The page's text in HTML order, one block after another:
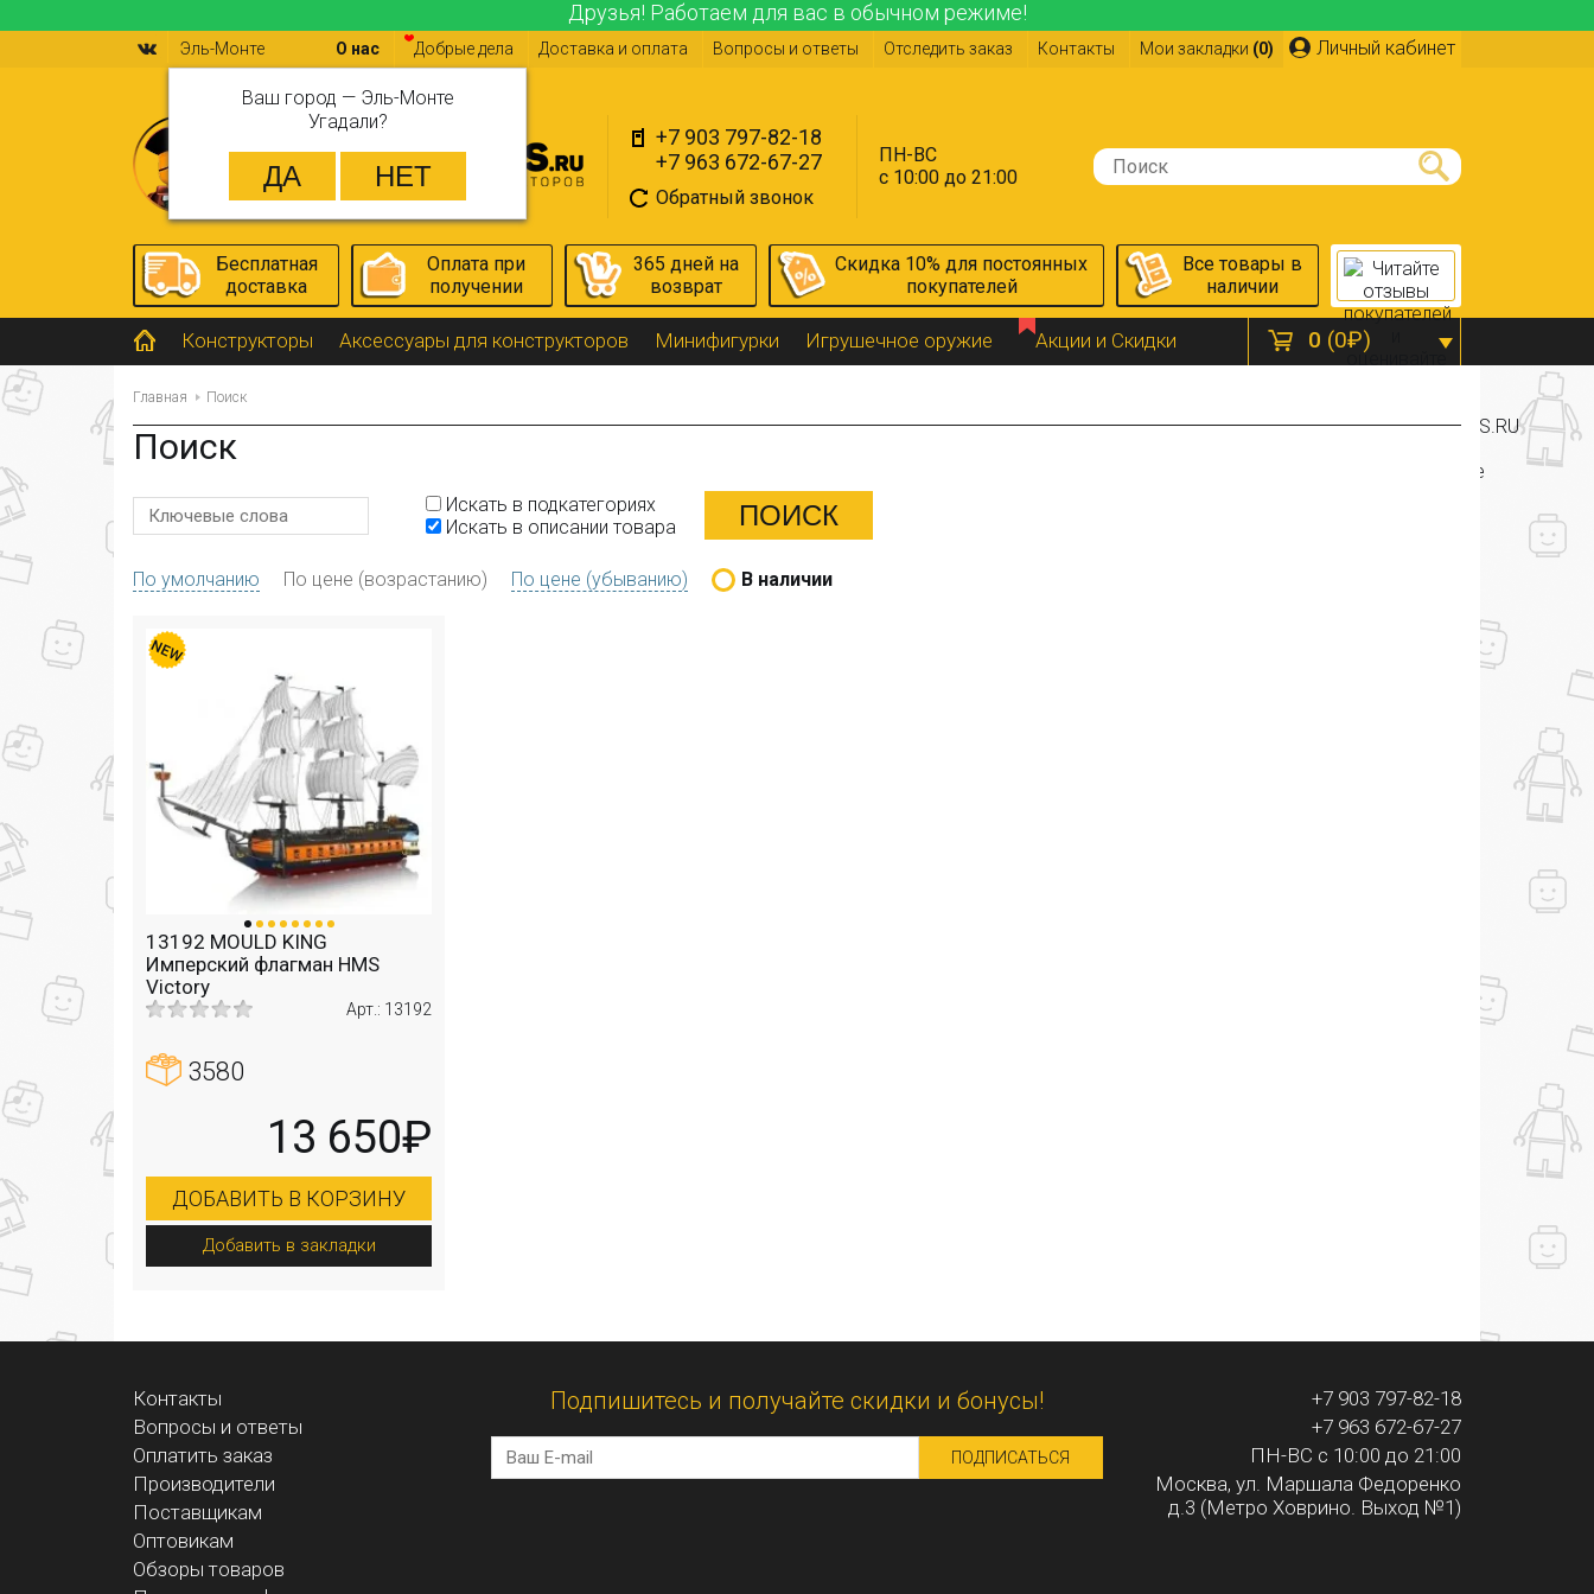
Друзья! Работаем для вас в обычном режиме!
Эль-Монте
Ваш город — Эль-Монте
Угадали?
Личный кабинет
О нас Добрые дела Доставка и оплата Вопросы и ответы Отследить заказ Контакты Мои закладки (0)
+7 903 797-82-18
+7 963 672-67-27
Обратный звонок
ПН-ВС
с 10:00 до 21:00
0 (0₽)
Бесплатная
доставка
Оплата при
получении
365 дней на
возврат
Скидка 10% для постоянных
покупателей
Все товары в
наличии
Конструкторы Аксессуары для конструкторов Минифигурки Игрушечное оружие Акции и Скидки
Главная Поиск
Поиск
Искать в подкатегориях
Искать в описании товара
По умолчанию По цене (возрастанию) По цене (убыванию) В наличии
13192 MOULD KING
Имперский флагман HMS
Victory
Арт.: 13192
3580
13 650₽
ДОБАВИТЬ В КОРЗИНУ
Добавить в закладки
Контакты
Вопросы и ответы
Оплатить заказ
Производители
Поставщикам
Оптовикам
Обзоры товаров
+7 903 797-82-18
+7 963 672-67-27
ПН-ВС с 10:00 до 21:00
Москва, ул. Маршала Федоренко
д.3 (Метро Ховрино. Выход №1)
Подпишитесь и получайте скидки и бонусы!
ПОДПИСАТЬСЯ